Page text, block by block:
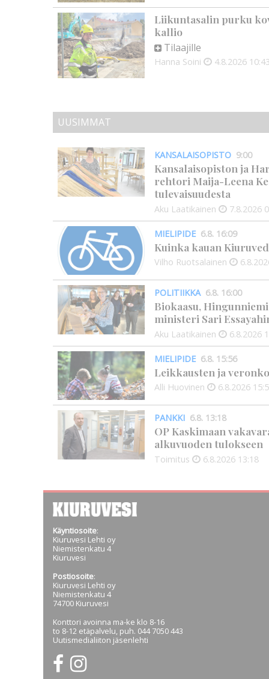
Liikuntasalin purku
kallio
Tilaajille
Hanna Soini 4.8.2026
UUSIMMAT
KANSALAISOPISTO 9:00
Kansalaisopiston ja
rehtori Maija-Leena
tulevaisuudesta
Aku Laatikainen 7.8.2026
MIELIPIDE 6.8. 16:09
Kuinka kauan
Vilho Ruotsalainen
POLITIIKKA 6.8. 16:00
Biokaasu,
ministeri Sari
Aku Laatikainen 6.8.2026
MIELIPIDE 6.8. 15:56
Leikkausten ja
Alli Huovinen 6.8.2026
PANKKI 6.8. 13:18
OP Kaskimaan
alkuvuoden tulokseen
Toimitus 6.8.2026 13:18
Käyntiosoite:
Kiuruvesi Lehti oy
Niemistenkatu 4
Kiuruvesi
Postiosoite:
Kiuruvesi Lehti oy
Niemistenkatu 4
74700 Kiuruvesi
Konttori avoinna ma-ke klo 8-16
to 8-12 etäpalvelu, puh. 044 7050 443
Uutismedialiiton jäsenlehti